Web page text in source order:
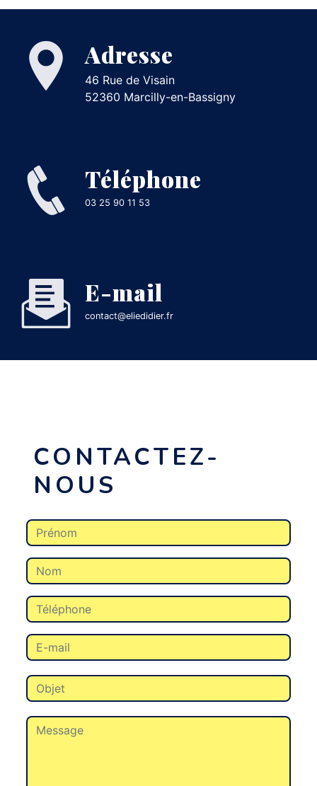
Adresse
46 Rue de Visain
52360 Marcilly-en-Bassigny
Téléphone
03 25 90 11 53
E-mail
contact@eliedidier.fr
CONTACTEZ-
NOUS